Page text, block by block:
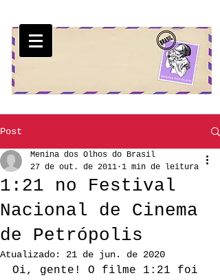
Post
1:21 no Festival
Nacional de Cinema
de Petrópolis
Menina dos Olhos do Brasil
27 de out. de 2011 1 min de leitura
Atualizado: 21 de jun. de 2020
Oi, gente! O filme 1:21 foi